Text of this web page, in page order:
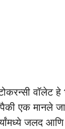
वॉलेट हे
एक मानले
जलद